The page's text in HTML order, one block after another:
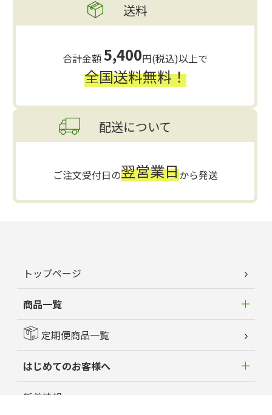
送料
合計金額5,400円(税込)以上で
全国送料無料！
配送について
ご注文受付日の翌営業日から発送
トップページ
商品一覧
定期便商品一覧
はじめてのお客様へ
新着情報